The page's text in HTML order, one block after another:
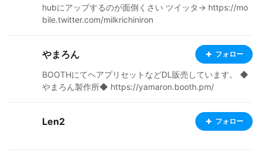
hubにアップするのが面倒くさい ツイッタ→ https://mo
bile.twitter.com/milkrichiniron
やまろん フォロー
BOOTHにてヘアプリセットなどDL販売しています。 ◆
やまろん製作所◆ https://yamaron.booth.pm/
Len2 フォロー